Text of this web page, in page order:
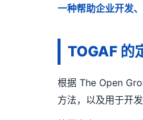
一种帮助企业开发
TOGAF 的
根据 The Open
方法，以及用于开